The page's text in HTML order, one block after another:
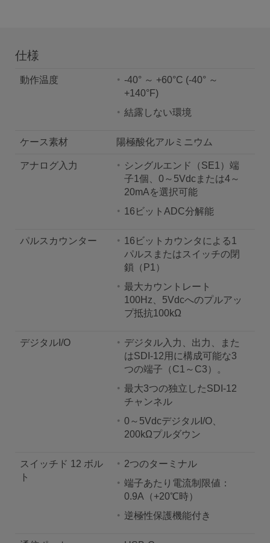
仕様
動作温度
-40° ～ +60°C (-40° ～
+140°F)
結露しない環境
ケース素材 陽極酸化アルミニウム
アナログ入力
シングルエンド（SE1）端
子1個、0～5Vdcまたは4～
20mAを選択可能
16ビットADC分解能
パルスカウンター
16ビットカウンタによる1
パルスまたはスイッチの閉
鎖（P1）
最大カウントレート
100Hz、5Vdcへのプルアッ
プ抵抗100kΩ
デジタルI/O
デジタル入力、出力、また
はSDI-12用に構成可能な3
つの端子（C1～C3）。
最大3つの独立したSDI-12
チャンネル
0～5VdcデジタルI/O、
200kΩプルダウン
スイッチド 12 ボル
ト
2つのターミナル
端子あたり電流制限値：
0.9A（+20℃時）
逆極性保護機能付き